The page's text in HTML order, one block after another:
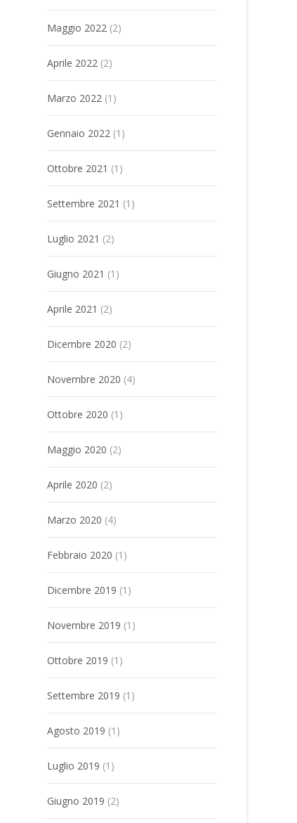
Maggio 2022 (2)
Aprile 2022 (2)
Marzo 2022 (1)
Gennaio 2022 (1)
Ottobre 2021 (1)
Settembre 2021 (1)
Luglio 2021 (2)
Giugno 2021 (1)
Aprile 2021 (2)
Dicembre 2020 (2)
Novembre 2020 (4)
Ottobre 2020 (1)
Maggio 2020 (2)
Aprile 2020 (2)
Marzo 2020 (4)
Febbraio 2020 (1)
Dicembre 2019 (1)
Novembre 2019 (1)
Ottobre 2019 (1)
Settembre 2019 (1)
Agosto 2019 (1)
Luglio 2019 (1)
Giugno 2019 (2)